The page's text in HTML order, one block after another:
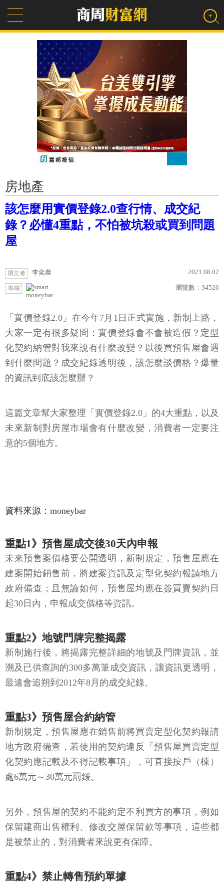
房地產
該怎麼用實價登錄2.0查行情、成交紀
錄？必懂4重點，不怕被坑殺或買到問題
屋
撰文者 李奕農 2021.08.02
專欄
moneybar
瀏覽數： 34526
「實價登錄2.0」在今年7月1日正式實施，新制上路，
大家一定有很多疑問：實價登錄會不會被造假？定型
化契約納管對我來說有什麼改變？以後買預售屋會遇
到什麼問題？成交紀錄透明後，該怎麼談價格？爆量
的資訊到底該怎麼辦？
這篇文章幫大家整理「實價登錄2.0」的4大重點，以及
未來新制對房屋市場會有什麼改變，消費者一定要注
意的5個地方。
資料來源：moneybar
重點1》預售屋成交後30天內申報
未來預售案價格要公開透明，新制規定，預售屋應在
建案開始銷售前，將建案資訊及定型化契約報請地方
政府備查；且無論如何，預售屋均應在簽買賣契約日
起30日內，申報成交價格等資訊。
重點2》地號門牌完整揭露
新制施行後，將揭露完整詳細的地號及門牌資訊，並
溯及已供查詢的300多萬筆成交資訊，讓資訊更透明，
最遠會追朔到2012年8月的成交紀錄。
重點3》預售屋合約納管
新制規定，預售屋應在銷售前將買賣定型化契約報請
地方政府備查，若使用的契約違反「預售屋買賣定型
化契約應記載及不得記載事項」，可直接按戶（棟）
處6萬元～30萬元罰鍰。
另外，預售屋的契約不能約定不利買方的事項，例如
保留建商出售權利、修改交屋保留款等事項，這些都
是被禁止的，對消費者來說更有保障。
重點4》禁止轉售預約單據